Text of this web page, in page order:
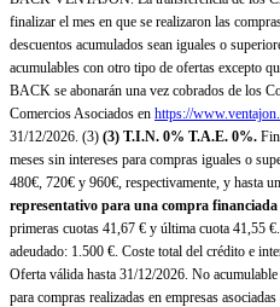
finalizar el mes en que se realizaron las
descuentos acumulados sean iguales o
acumulables con otro tipo de ofertas excepto
BACK se abonarán una vez cobrados de los
Comercios Asociados en https://
31/12/2026. (3) (3) T.I.N. 0% T.A.E. 0%.
meses sin intereses para compras iguales o
480€, 720€ y 960€, respectivamente, y hasta
representativo para una compra financiada
primeras cuotas 41,67 € y última cuota 41,55
adeudado: 1.500 €. Coste total del crédito e
Oferta válida hasta 31/12/2026. No
para compras realizadas en empresas